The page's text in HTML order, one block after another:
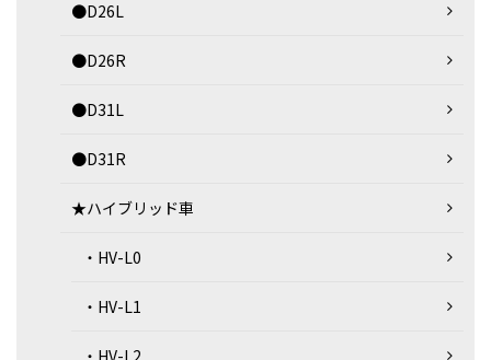
●D26L
●D26R
●D31L
●D31R
★ハイブリッド車
・HV-L0
・HV-L1
・HV-L2